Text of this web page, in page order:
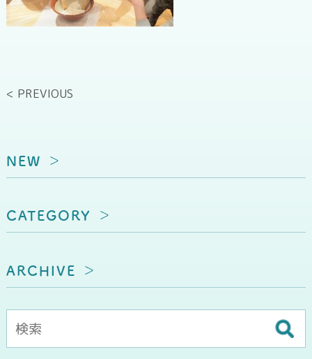
< PREVIOUS
NEW
CATEGORY
ARCHIVE